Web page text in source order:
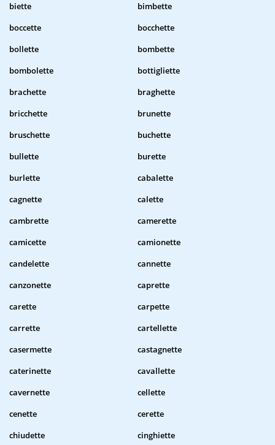
biette
bimbette
boccette
bocchette
bollette
bombette
bombolette
bottigliette
brachette
braghette
bricchette
brunette
bruschette
buchette
bullette
burette
burlette
cabalette
cagnette
calette
cambrette
camerette
camicette
camionette
candelette
cannette
canzonette
caprette
carette
carpette
carrette
cartellette
casermette
castagnette
caterinette
cavallette
cavernette
cellette
cenette
cerette
chiudette
cinghiette